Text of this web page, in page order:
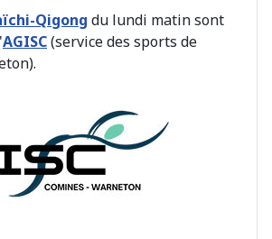
Qigong du lundi matin sont
AGISC(service des sports de